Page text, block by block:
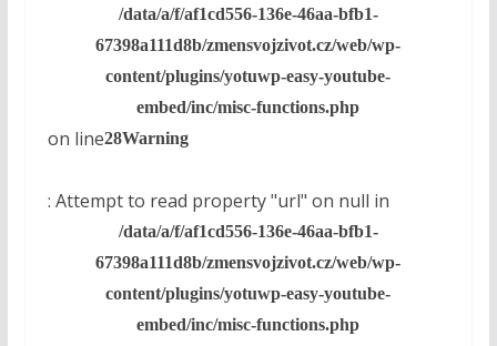
/data/a/f/af1cd556-136e-46aa-bfb1-
67398a111d8b/zmensvojzivot.cz/web/wp-
content/plugins/yotuwp-easy-youtube-
embed/inc/misc-functions.php
on line28Warning
: Attempt to read property "url" on null in
/data/a/f/af1cd556-136e-46aa-bfb1-
67398a111d8b/zmensvojzivot.cz/web/wp-
content/plugins/yotuwp-easy-youtube-
embed/inc/misc-functions.php